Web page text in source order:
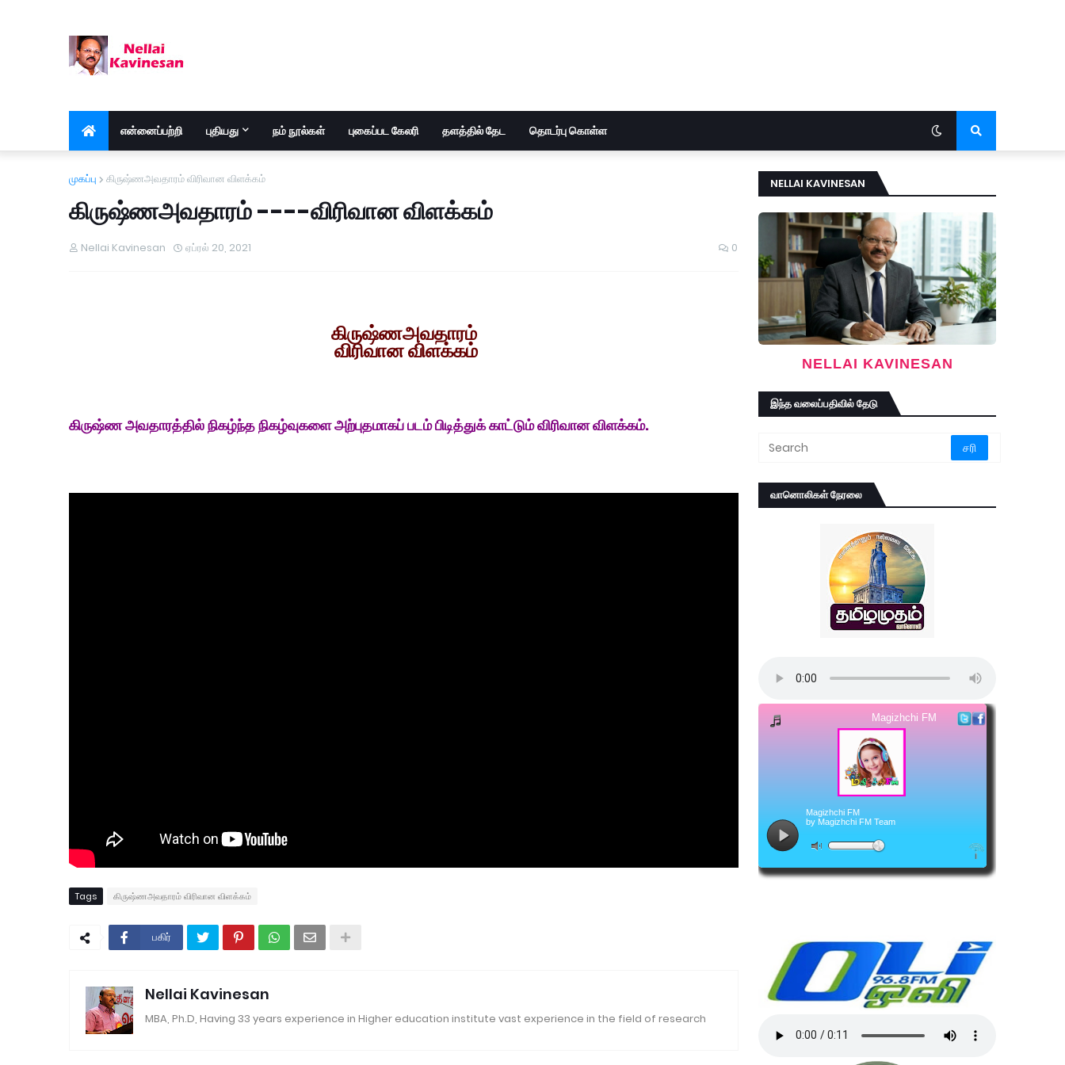
என்னைப்பற்றி புதியது நம் நூல்கள் புகைப்பட கேலரி தளத்தில் தேட தொடர்பு கொள்ள
முகப்பு கிருஷ்ணஅவதாரம் விரிவான விளக்கம்
கிருஷ்ணஅவதாரம் ----விரிவான விளக்கம்
Nellai Kavinesan ஏப்ரல் 20, 2021 0
கிருஷ்ணஅவதாரம்
விரிவான விளக்கம்
கிருஷ்ண அவதாரத்தில் நிகழ்ந்த நிகழ்வுகளை அற்புதமாகப் படம் பிடித்துக் காட்டும் விரிவான விளக்கம்.
Tags கிருஷ்ணஅவதாரம் விரிவான விளக்கம்
பகிர்
Nellai Kavinesan
MBA, Ph.D, Having 33 years experience in Higher education institute vast experience in the field of research
NELLAI KAVINESAN
NELLAI KAVINESAN
இந்த வலைப்பதிவில் தேடு
வானொலிகள் நேரலை